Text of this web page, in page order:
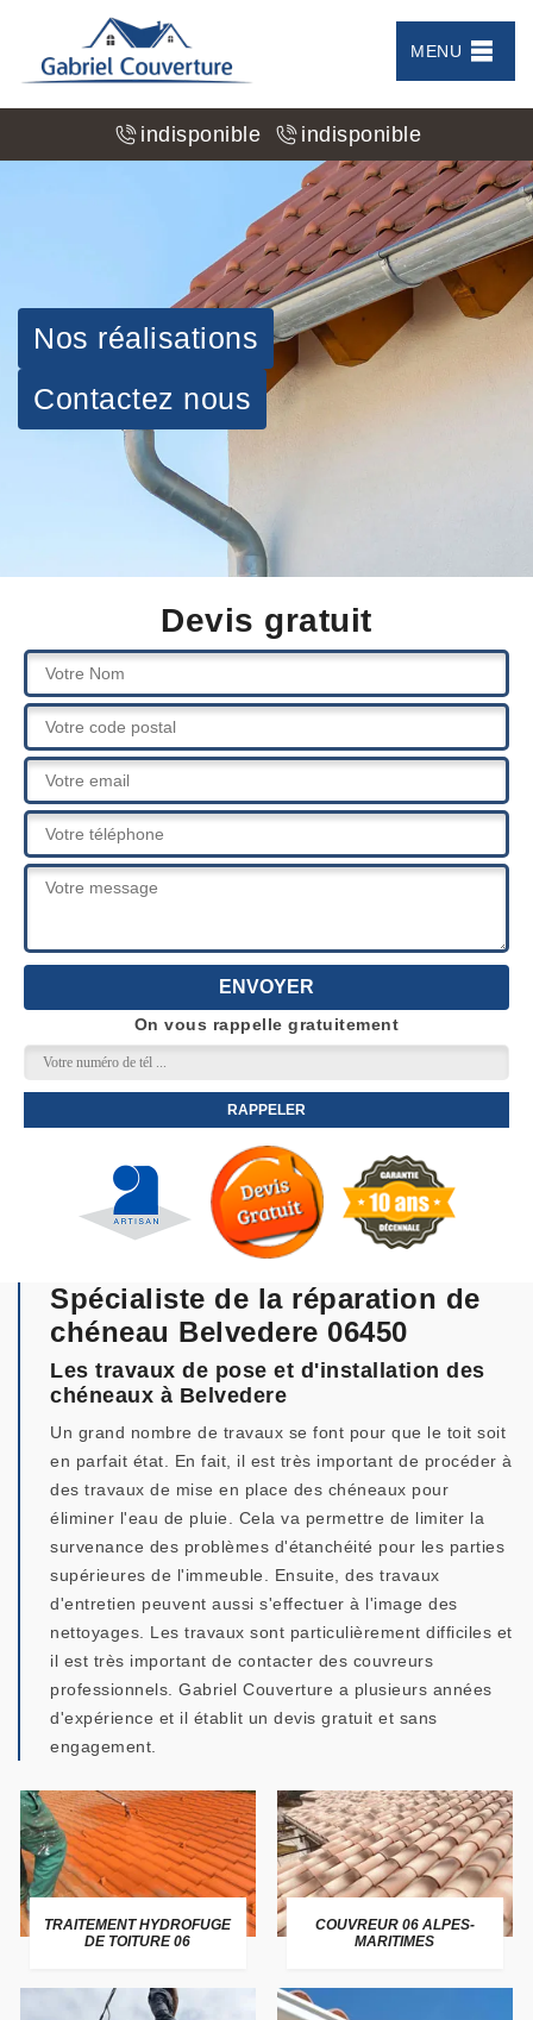
MENU
indisponible indisponible
Nos réalisations
Contactez nous
Devis gratuit
On vous rappelle gratuitement
Spécialiste de la réparation de
chéneau Belvedere 06450
Les travaux de pose et d'installation des
chéneaux à Belvedere
Un grand nombre de travaux se font pour que le toit soit
en parfait état. En fait, il est très important de procéder à
des travaux de mise en place des chéneaux pour
éliminer l'eau de pluie. Cela va permettre de limiter la
survenance des problèmes d'étanchéité pour les parties
supérieures de l'immeuble. Ensuite, des travaux
d'entretien peuvent aussi s'effectuer à l'image des
nettoyages. Les travaux sont particulièrement difficiles et
il est très important de contacter des couvreurs
professionnels. Gabriel Couverture a plusieurs années
d'expérience et il établit un devis gratuit et sans
engagement.
TRAITEMENT HYDROFUGE
DE TOITURE 06
COUVREUR 06 ALPES-
MARITIMES